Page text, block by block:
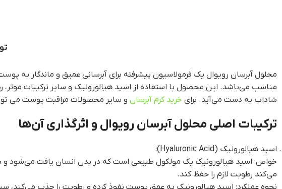
محلول آبرسان رویوال یک فرمولاسیون پیشرفته برای آبرسانی عمیق و ماندگار به
مناسب می‌باشد. این محصول با استفاده از اسید هیالورونیک و سایر ترکیبات موثر،
شاداب به دست می‌آید. برای خرید کرم آبرسان و سایر محصولات مراقبت پوست می
ترکیبات اصلی محلول آبرسان رویوال و اثرگذاری آن‌ها
اسید هیالورونیک (Hyaluronic Acid):
خواص: اسید هیالورونیک یک مولکول طبیعی است که در بدن انسان یافت می‌شود و
می‌کند رطوبت لازم را حفظ کند.